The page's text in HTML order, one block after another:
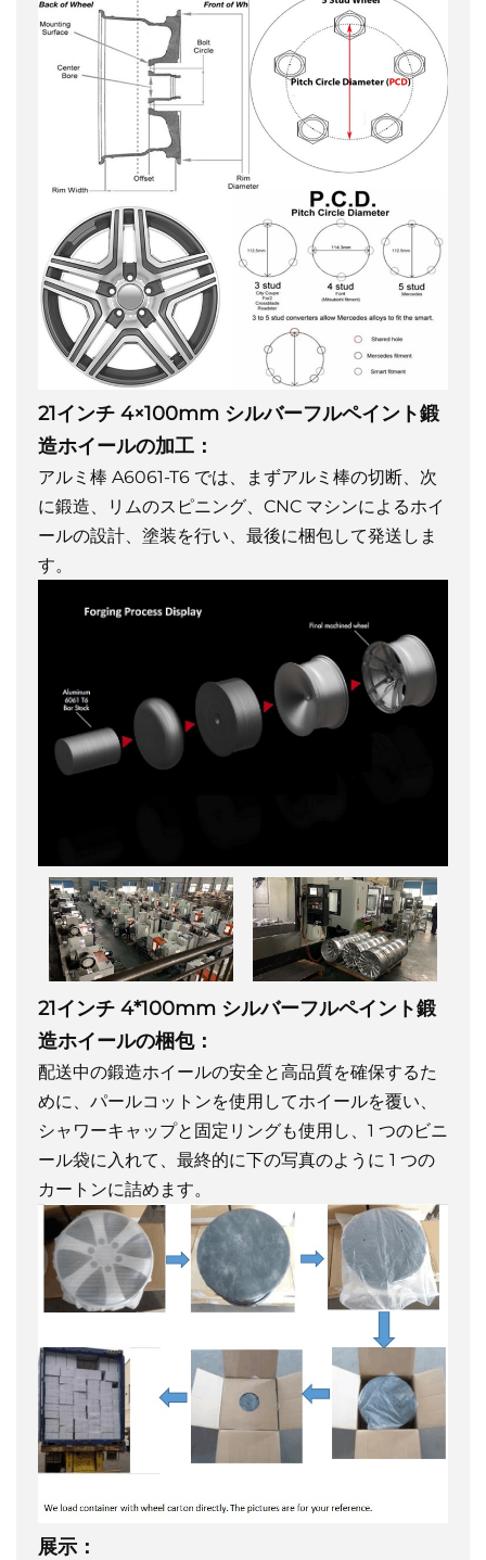
21インチ 4×100mm シルバーフルペイント鍛
造ホイールの加工：
アルミ棒 A6061-T6 では、まずアルミ棒の切断、次
に鍛造、リムのスピニング、CNC マシンによるホイ
ールの設計、塗装を行い、最後に梱包して発送しま
す。
21インチ 4*100mm シルバーフルペイント鍛
造ホイールの梱包：
配送中の鍛造ホイールの安全と高品質を確保するた
めに、パールコットンを使用してホイールを覆い、
シャワーキャップと固定リングも使用し、1 つのビニ
ール袋に入れて、最終的に下の写真のように 1 つの
カートンに詰めます。
展示：